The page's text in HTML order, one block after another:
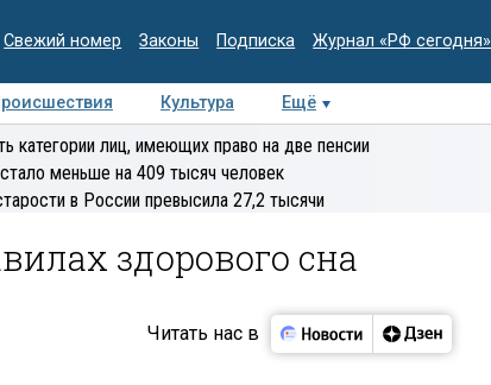
Свежий номер Законы Подписка Журнал «РФ сегодня»
Культура Ещё
Интервью Колумнисты
Деловая
категории лиц, имеющих право на две пенсии
меньше на 409 тысяч человек
в России превысила 27,2 тысячи
здорового сна
Читать нас в